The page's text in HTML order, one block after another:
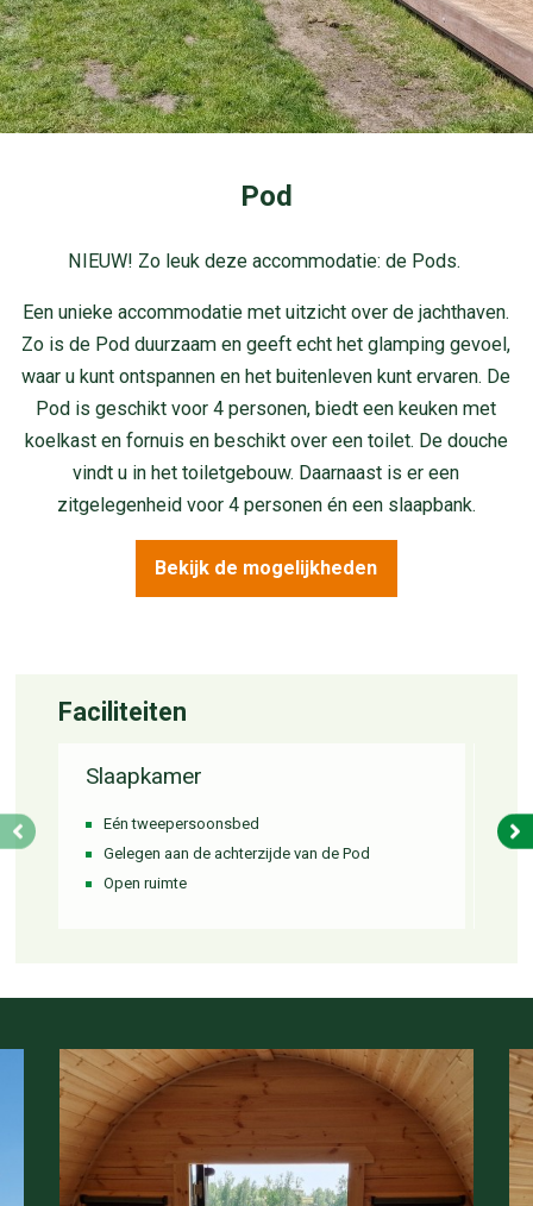
Pod
NIEUW! Zo leuk deze accommodatie: de Pods.
Een unieke accommodatie met uitzicht over de jachthaven.
Zo is de Pod duurzaam en geeft echt het glamping gevoel,
waar u kunt ontspannen en het buitenleven kunt ervaren. De
Pod is geschikt voor 4 personen, biedt een keuken met
koelkast en fornuis en beschikt over een toilet. De douche
vindt u in het toiletgebouw. Daarnaast is er een
zitgelegenheid voor 4 personen én een slaapbank.
Bekijk de mogelijkheden
Faciliteiten
Slaapkamer
Eén tweepersoonsbed
Gelegen aan de achterzijde van de Pod
Open ruimte